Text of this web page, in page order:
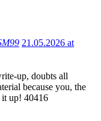
21.05.2026 at
up, doubts all
because you, the
it up! 40416